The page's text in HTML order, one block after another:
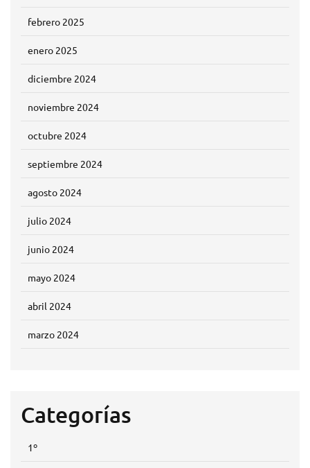
febrero 2025
enero 2025
diciembre 2024
noviembre 2024
octubre 2024
septiembre 2024
agosto 2024
julio 2024
junio 2024
mayo 2024
abril 2024
marzo 2024
Categorías
1º